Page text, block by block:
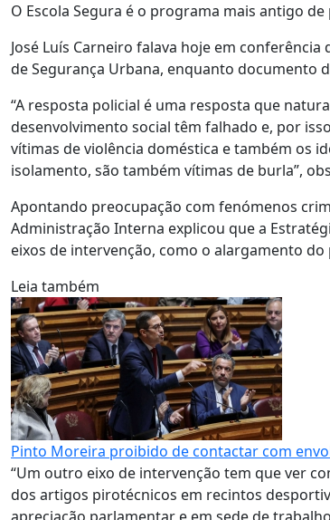
O Escola Segura é o programa mais antigo
José Luís Carneiro falava hoje em
de Segurança Urbana, enquanto documento
“A resposta policial é uma resposta que
desenvolvimento social têm falhado e, por
vítimas de violência doméstica e também os
isolamento, são também vítimas de burla”,
Apontando preocupação com fenómenos
Administração Interna explicou que a
eixos de intervenção, como o alargamento do
Leia também
Pinto Moreira proibido de contactar com
“Um outro eixo de intervenção tem que ver
dos artigos pirotécnicos em recintos